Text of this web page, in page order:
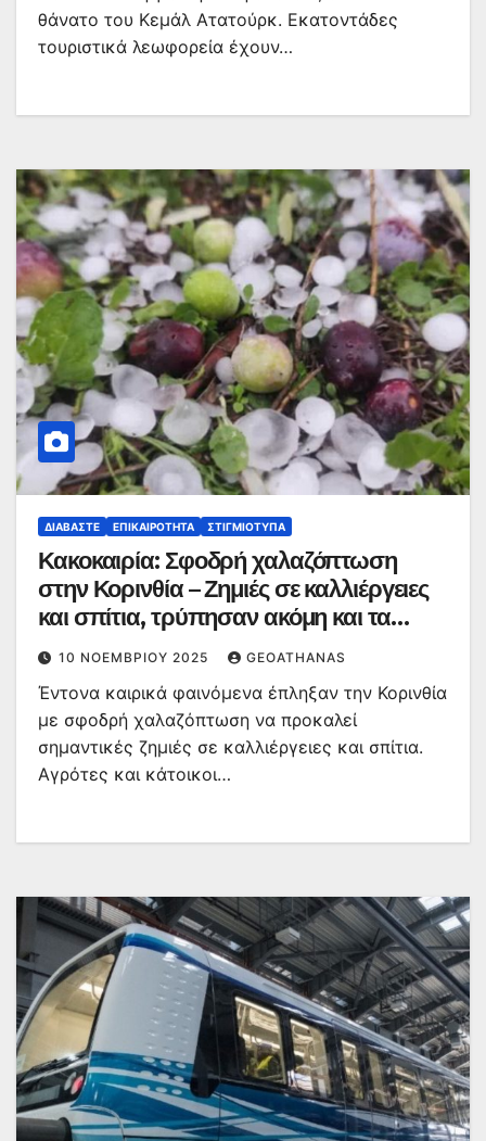
θάνατο του Κεμάλ Ατατούρκ. Εκατοντάδες
τουριστικά λεωφορεία έχουν…
ΔΙΑΒΆΣΤΕ ΕΠΙΚΑΙΡΌΤΗΤΑ ΣΤΙΓΜΙΌΤΥΠΑ
Κακοκαιρία: Σφοδρή χαλαζόπτωση
στην Κορινθία – Ζημιές σε καλλιέργειες
και σπίτια, τρύπησαν ακόμη και τα
παντζούρια – Βίντεο
10 ΝΟΕΜΒΡΊΟΥ 2025 GEOATHANAS
Έντονα καιρικά φαινόμενα έπληξαν την Κορινθία
με σφοδρή χαλαζόπτωση να προκαλεί
σημαντικές ζημιές σε καλλιέργειες και σπίτια.
Αγρότες και κάτοικοι…